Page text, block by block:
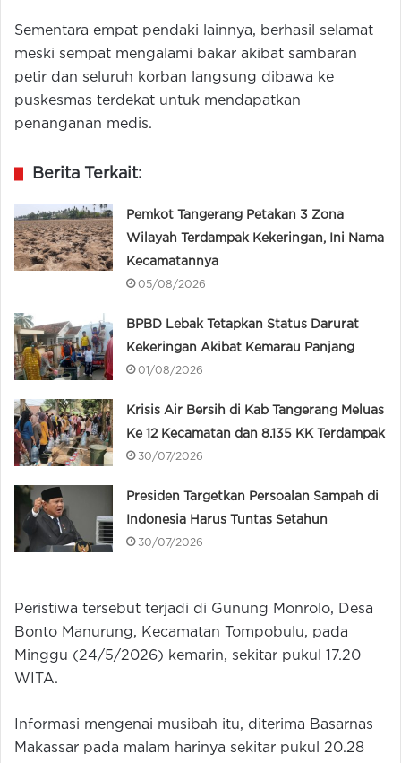
Sementara empat pendaki lainnya, berhasil selamat
meski sempat mengalami bakar akibat sambaran
petir dan seluruh korban langsung dibawa ke
puskesmas terdekat untuk mendapatkan
penanganan medis.
Berita Terkait:
Pemkot Tangerang Petakan 3 Zona
Wilayah Terdampak Kekeringan, Ini Nama
Kecamatannya
05/08/2026
BPBD Lebak Tetapkan Status Darurat
Kekeringan Akibat Kemarau Panjang
01/08/2026
Krisis Air Bersih di Kab Tangerang Meluas
Ke 12 Kecamatan dan 8.135 KK Terdampak
30/07/2026
Presiden Targetkan Persoalan Sampah di
Indonesia Harus Tuntas Setahun
30/07/2026
Peristiwa tersebut terjadi di Gunung Monrolo, Desa
Bonto Manurung, Kecamatan Tompobulu, pada
Minggu (24/5/2026) kemarin, sekitar pukul 17.20
WITA.
Informasi mengenai musibah itu, diterima Basarnas
Makassar pada malam harinya sekitar pukul 20.28